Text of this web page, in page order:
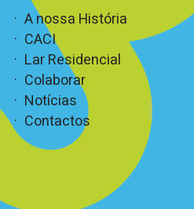
A nossa História
CACI
Lar Residencial
Colaborar
Notícias
Contactos